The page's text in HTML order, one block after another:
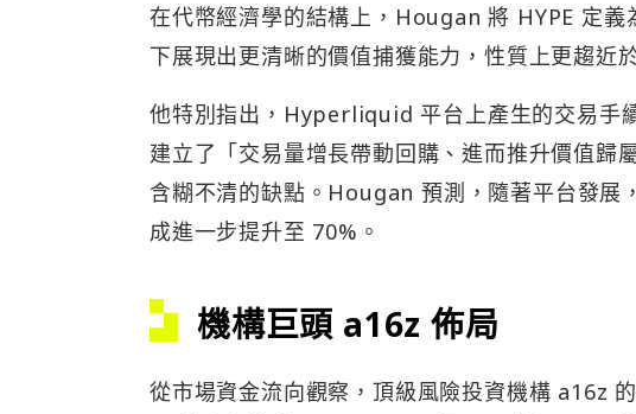
在代幣經濟學的結構上，Hougan 將 HYPE 定
下展現出更清晰的價值捕獲能力，性質上更趨近
他特別指出，Hyperliquid 平台上產生的交易手
建立了「交易量增長帶動回購、進而推升價值歸
含糊不清的缺點。Hougan 預測，隨著平台發展
成進一步提升至 70%。
機構巨頭 a16z 佈局
從市場資金流向觀察，頂級風險投資機構 a16z